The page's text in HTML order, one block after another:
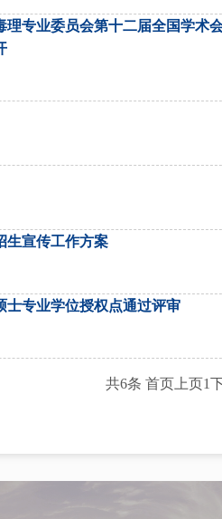
理专业委员会第十二届全国学术
生宣传工作方案
士专业学位授权点通过评审
共6条 首页 上页1